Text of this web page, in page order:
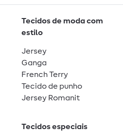
Tecidos de moda com
estilo
Jersey
Ganga
French Terry
Tecido de punho
Jersey Romanit
Tecidos especiais